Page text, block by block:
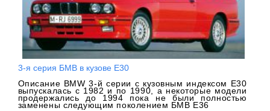
3-я серия БМВ в кузове Е30
Описание BMW 3-й серии с кузовным индексом Е30
выпускалась с 1982 и по 1990, а некоторые модели
продержались до 1994 пока не были полностью
заменены следующим поколением БМВ Е36